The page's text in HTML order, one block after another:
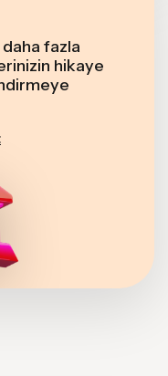
daha fazla
hikaye